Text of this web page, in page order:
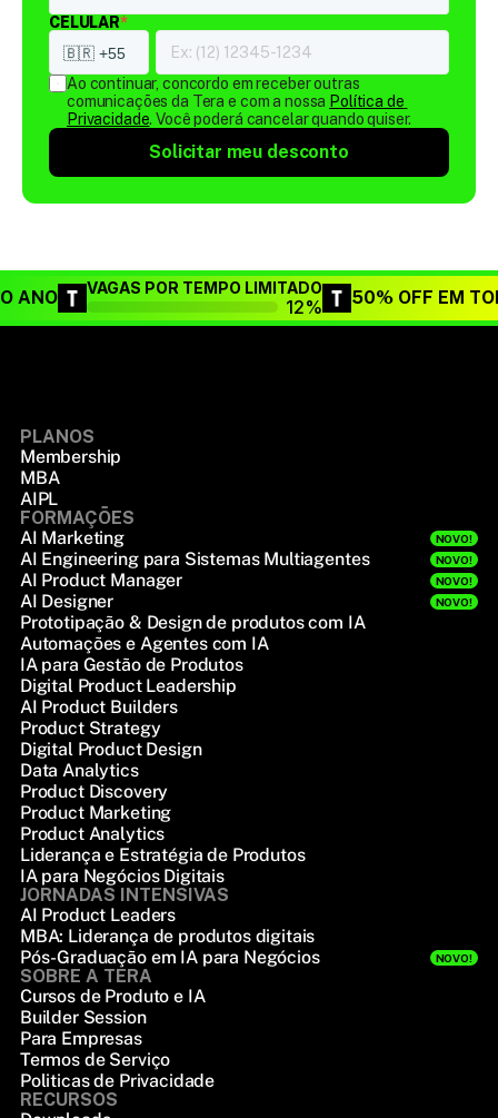
CELULAR*
Ao continuar, concordo em receber outras
comunicações da Tera e com a nossa Política de
Privacidade. Você poderá cancelar quando quiser.
Solicitar meu desconto
ANO VAGAS POR TEMPO LIMITADO
12% 50% OFF EM
PLANOS
Membership
MBA
AIPL
FORMAÇÕES
AI Marketing
NOVO!
AI Engineering para Sistemas Multiagentes NOVO!
AI Product Manager NOVO!
AI Designer NOVO!
Prototipação & Design de produtos com IA
Automações e Agentes com IA
IA para Gestão de Produtos
Digital Product Leadership
AI Product Builders
Product Strategy
Digital Product Design
Data Analytics
Product Discovery
Product Marketing
Product Analytics
Liderança e Estratégia de Produtos
IA para Negócios Digitais
JORNADAS INTENSIVAS
AI Product Leaders
MBA: Liderança de produtos digitais
Pós-Graduação em IA para Negócios
NOVO!
SOBRE A TERA
Cursos de Produto e IA
Builder Session
Para Empresas
Termos de Serviço
Politicas de Privacidade
RECURSOS